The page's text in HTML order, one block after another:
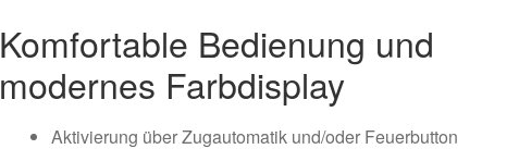
Komfortable Bedienung und
modernes Farbdisplay
Aktivierung über Zugautomatik und/oder Feuerbutton